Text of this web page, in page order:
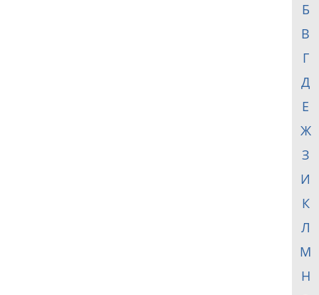
Б
В
Г
Д
Е
Ж
З
И
К
Л
М
Н